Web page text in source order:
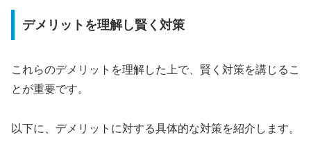
デメリットを理解し賢く対策
これらのデメリットを理解した上で、賢く対策を講じるこ
とが重要です。
以下に、デメリットに対する具体的な対策を紹介します。